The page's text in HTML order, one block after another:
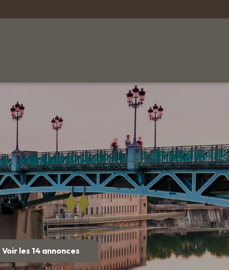
Voir les 14 annonces